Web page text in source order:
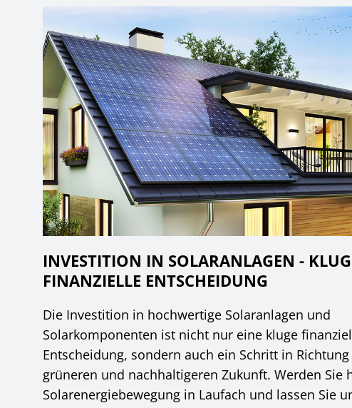
INVESTITION IN SOLARANLAGEN -
FINANZIELLE ENTSCHEIDUNG
Die Investition in hochwertige Solaranlagen und
Solarkomponenten ist nicht nur eine kluge
Entscheidung, sondern auch ein Schritt in
grüneren und nachhaltigeren Zukunft. Werden Sie
Solarenergiebewegung in Laufach und lassen Sie